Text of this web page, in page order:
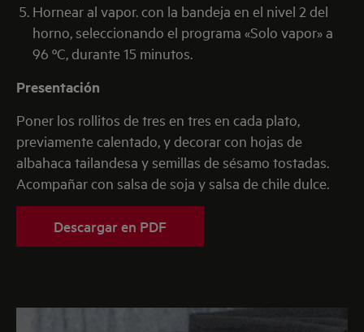
Hornear al vapor. con la bandeja en el nivel 2 del
horno, seleccionando el programa «Solo vapor» a
96 ºC, durante 15 minutos.
Presentación
Poner los rollitos de tres en tres en cada plato,
previamente calentado, y decorar con hojas de
albahaca tailandesa y semillas de sésamo tostadas.
Acompañar con salsa de soja y salsa de chile dulce.
Descargar en PDF